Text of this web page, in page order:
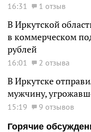
16:31 1 отзыв
В Иркутской
в коммерческом
рублей
16:01 2 отзыва
В Иркутске
мужчину,
15:19
9 отзывов
Горячие